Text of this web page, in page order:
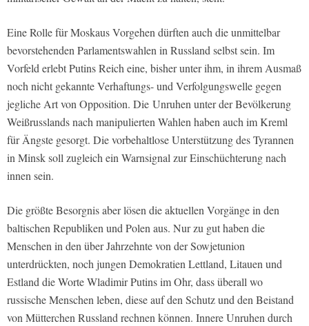
Eine Rolle für Moskaus Vorgehen dürften auch die unmittelbar
bevorstehenden Parlamentswahlen in Russland selbst sein. Im
Vorfeld erlebt Putins Reich eine, bisher unter ihm, in ihrem Ausmaß
noch nicht gekannte Verhaftungs- und Verfolgungswelle gegen
jegliche Art von Opposition. Die Unruhen unter der Bevölkerung
Weißrusslands nach manipulierten Wahlen haben auch im Kreml
für Ängste gesorgt. Die vorbehaltlose Unterstützung des Tyrannen
in Minsk soll zugleich ein Warnsignal zur Einschüchterung nach
innen sein.
Die größte Besorgnis aber lösen die aktuellen Vorgänge in den
baltischen Republiken und Polen aus. Nur zu gut haben die
Menschen in den über Jahrzehnte von der Sowjetunion
unterdrückten, noch jungen Demokratien Lettland, Litauen und
Estland die Worte Wladimir Putins im Ohr, dass überall wo
russische Menschen leben, diese auf den Schutz und den Beistand
von Mütterchen Russland rechnen können. Innere Unruhen durch